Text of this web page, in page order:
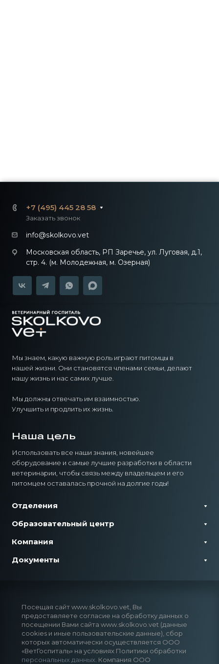
+7 (495) 445 28 58
Заказать звонок
info@skolkovo.vet
Московская область, РП Заречье, ул. Луговая, д.1,
стр. 4. (м. Молодежная, м. Озерная)
Мы знаем, какую важную роль играют питомцы в
нашей жизни. Они становятся членами семьи, делают
нашу жизнь и нас самих лучше.
Мы должны отвечать им взаимностью.
Улучшить и продлить их жизнь.
Наша цель
Использовать все наши знания, новейшее
оборудование и самые лучшие разработки в области
ветеринарии, чтобы связь между владельцем и его
питомцем оставалась прочной на долгие годы!
Отделения
Образовательный центр
Компания
Документы
Посещая сайт www.skolkovo.vet, Вы
предоставляете согласие на обработку данных о
посещении Вами сайта www.skolkovo.vet (данные
cookies и иные пользовательские данные), сбор
которых автоматически осуществляется ООО
«ВетГоспиталь» на условиях Политики обработки
персональных данных . Компания ООО